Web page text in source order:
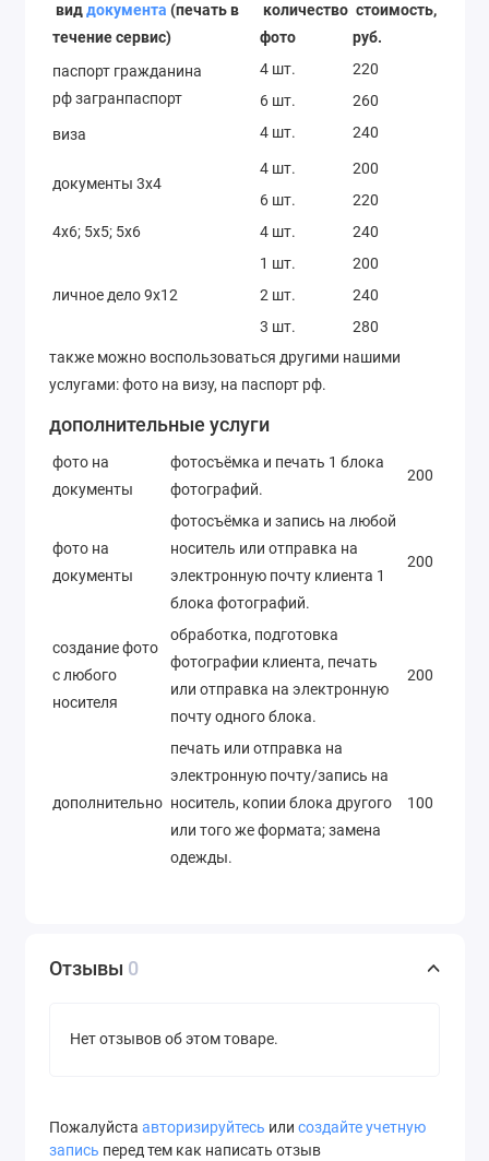
виддокумента (печать в
течение сервис)
количество
фото
стоимость,
руб.
паспорт гражданина
рф загранпаспорт
4 шт.
220
6 шт.
260
виза
4 шт. 240
документы 3х4
4 шт.
200
6 шт.
220
4x6; 5x5; 5x6
4 шт. 240
личное дело 9х12
1 шт.
200
2 шт.
240
3 шт.
280
также можно воспользоваться другими нашими
услугами: фото на визу, на паспорт рф.
дополнительные услуги
фото на
документы
фотосъёмка и печать 1 блока
фотографий.
200
фото на
документы
фотосъёмка и запись на любой
носитель или отправка на
электронную почту клиента 1
блока фотографий.
200
создание фото
с любого
носителя
обработка, подготовка
фотографии клиента, печать
или отправка на электронную
почту одного блока.
200
дополнительно
печать или отправка на
электронную почту/запись на
носитель, копии блока другого
или того же формата; замена
одежды.
100
Отзывы 0
Нет отзывов об этом товаре.
Пожалуйста авторизируйтесь или создайте учетную
запись перед тем как написать отзыв